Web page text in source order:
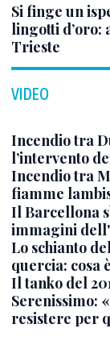
Si finge un
lingotti d’oro:
Trieste
VIDEO
Incendio tra
l’intervento
Incendio tra
fiamme
Il Barcellona
immagini
Lo schianto
quercia: cosa
Il tanko del
Serenissimo:
resistere per